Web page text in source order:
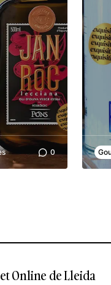
0
Online de Lleida